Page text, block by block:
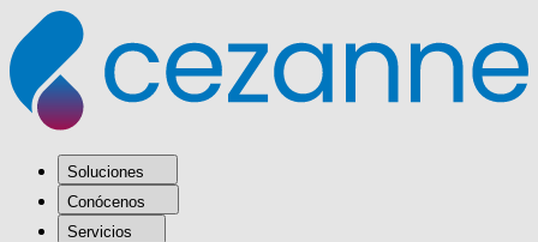
Soluciones
Conócenos
Servicios